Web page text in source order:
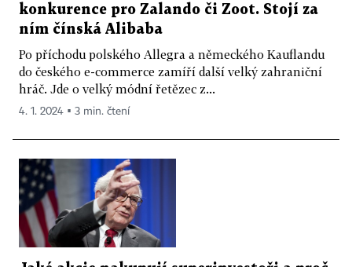
konkurence pro Zalando či Zoot. Stojí za
ním čínská Alibaba
Po příchodu polského Allegra a německého Kauflandu
do českého e-commerce zamíří další velký zahraniční
hráč. Jde o velký módní řetězec z...
4. 1. 2024 ▪ 3 min. čtení